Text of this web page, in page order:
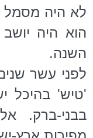
לא היה מסמל
הוא היה
השנה.
לפני עשר
'טיש' בהיכל
בבני-ברק.